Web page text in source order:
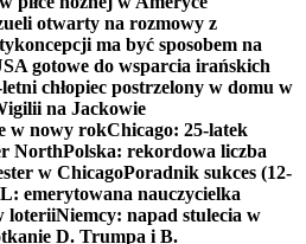
otwarty na rozmowy z
ma być sposobem na
gotowe do wsparcia irańskich
chłopiec postrzelony w domu w
na Jackowie
w nowy rokChicago: 25-latek
NorthPolska: rekordowa liczba
w ChicagoPoradnik sukces (12-
emerytowana nauczycielka
loteriiNiemcy: napad stulecia w
D. Trumpa i B.